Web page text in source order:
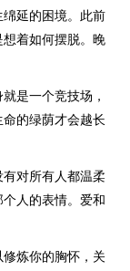
延的困境。此前
着如何摆脱。晚
是一个竞技场，
的绿荫才会越长
对所有人都温柔
人的表情。爱和
炼你的胸怀，关